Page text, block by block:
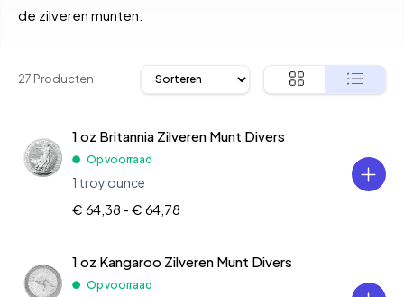
de zilveren munten.
27 Producten
1 oz Britannia Zilveren Munt Divers
Op voorraad
1 troy ounce
€ 64,38 - € 64,78
1 oz Kangaroo Zilveren Munt Divers
Op voorraad